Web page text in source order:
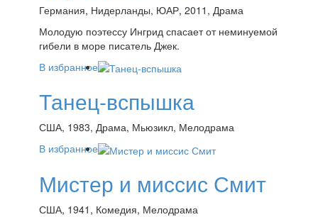
Германия, Нидерланды, ЮАР, 2011, Драма
Молодую поэтессу Ингрид спасает от неминуемой
гибели в море писатель Джек.
В избранное
Танец-вспышка
США, 1983, Драма, Мьюзикл, Мелодрама
В избранное
Мистер и миссис Смит
США, 1941, Комедия, Мелодрама